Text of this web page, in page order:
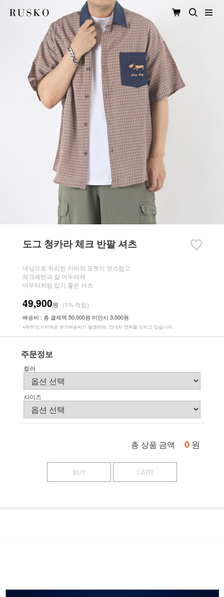
도그 청카라 체크 반팔 셔츠
데님으로 처리된 카라와 포켓이 멋스럽고
체크패턴과 잘 어우러져
아우터처럼 입기 좋은 셔츠
49,900원 (1% 적립)
배송비 : 총 결제액 50,000원 미만시 3,000원
※제주/도서지역은 추가배송비가 발생하며, 안내차 연락을 드리고 있습니다.
주문정보
컬러
사이즈
총 상품 금액 0 원
BUY CART